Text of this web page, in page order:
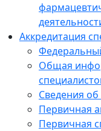
Аккредитация
Общая
Сведения
Первичная
Первичная